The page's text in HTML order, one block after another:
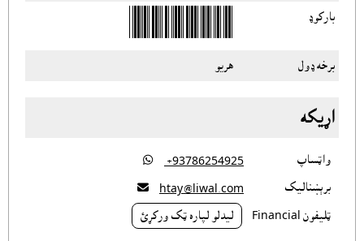
بارکوډ
برخه ډول هريو
اړيکه
واټساپ ‎ +93786254925

برېښناليک htay@liwal.com

ټليفون Financial ليدلو لپاره ټک ورکړئ